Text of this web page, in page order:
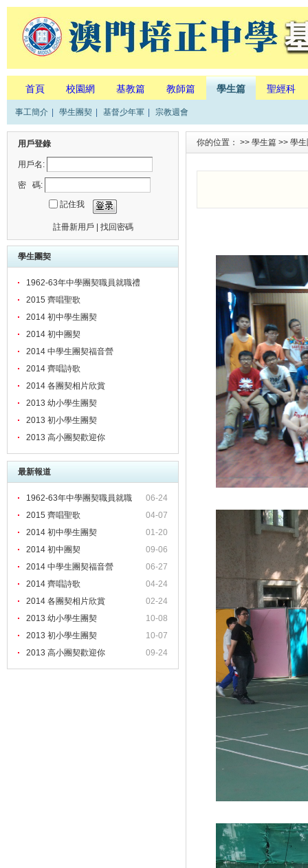
首頁 校園網 基教篇 教師篇 學生篇 聖經科
事工簡介 學生團契 基督少年軍 宗教週會
用戶登錄
用戶名:
密 碼:
記住我
註冊新用戶 找回密碼
學生團契
1962-63年中學團契職員就職禮
2015 齊唱聖歌
2014 初中學生團契
2014 初中團契
2014 中學生團契福音營
2014 齊唱詩歌
2014 各團契相片欣賞
2013 幼小學生團契
2013 初小學生團契
2013 高小團契歡迎你
最新報道
06-24
1962-63年中學團契職員就職
04-07
2015 齊唱聖歌
01-20
2014 初中學生團契
09-06
2014 初中團契
06-27
2014 中學生團契福音營
04-24
2014 齊唱詩歌
02-24
2014 各團契相片欣賞
10-08
2013 幼小學生團契
10-07
2013 初小學生團契
09-24
2013 高小團契歡迎你
你的位置： >> 學生篇 >> 學